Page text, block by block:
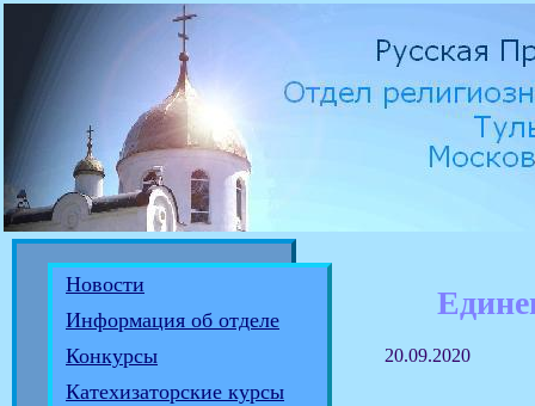
Новости
Информация об отделе
Конкурсы
Катехизаторские курсы
20.09.2020